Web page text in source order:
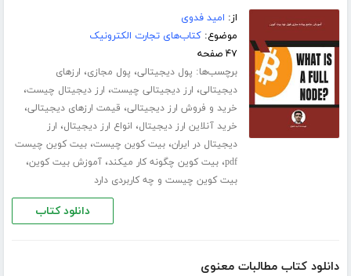
از: امید فدوی
موضوع:کتاب‌های تجارت الکترونیک
۴۷ صفحه
برچسب‌ها: پول دیجیتالی، پول مجازی، ارزهای
دیجیتالی، ارز دیجیتالی چیست، ارز دیجیتال چیست،
خرید و فروش ارز دیجیتالی، قیمت ارزهای دیجیتالی،
خرید آنلاین ارز دیجیتال، انواع ارز دیجیتال، ارز
دیجیتال در ایران،بیت کوین چیست،بیت کوین چیست
pdf،بیت کوین چگونه کار میکند،آموزش بیت کوین،
بیت کوین چیست و چه کاربردی دارد
دانلود کتاب
دانلود کتاب مطالبات معنوی